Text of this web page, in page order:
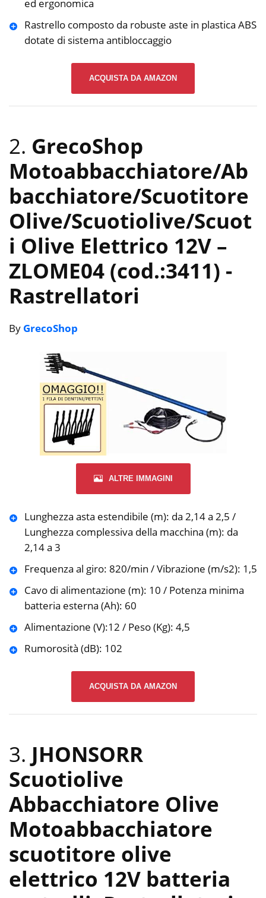
ed ergonomica
Rastrello composto da robuste aste in plastica ABS
dotate di sistema antibloccaggio
ACQUISTA DA AMAZON
2. GrecoShop
Motoabbacchiatore/Ab
bacchiatore/Scuotitore
Olive/Scuotiolive/Scuot
i Olive Elettrico 12V –
ZLOME04 (cod.:3411) -
Rastrellatori
By GrecoShop
ALTRE IMMAGINI
Lunghezza asta estendibile (m): da 2,14 a 2,5 /
Lunghezza complessiva della macchina (m): da
2,14 a 3
Frequenza al giro: 820/min / Vibrazione (m/s2): 1,5
Cavo di alimentazione (m): 10 / Potenza minima
batteria esterna (Ah): 60
Alimentazione (V):12 / Peso (Kg): 4,5
Rumorosità (dB): 102
ACQUISTA DA AMAZON
3. JHONSORR
Scuotiolive
Abbacchiatore Olive
Motoabbacchiatore
scuotitore olive
elettrico 12V batteria